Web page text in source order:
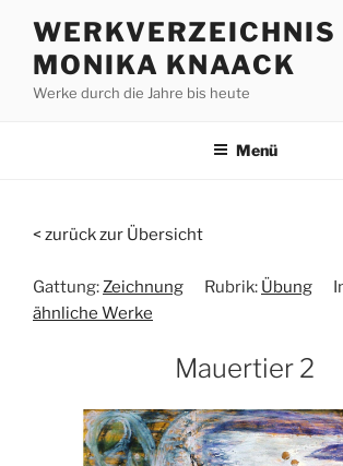
Inhalt
springen
WERKVERZEICHNIS
MONIKA KNAACK
Werke durch die Jahre bis heute
Menü
< zurück zur Übersicht
Gattung: Zeichnung Rubrik: Übung
ähnliche Werke
Mauertier 2